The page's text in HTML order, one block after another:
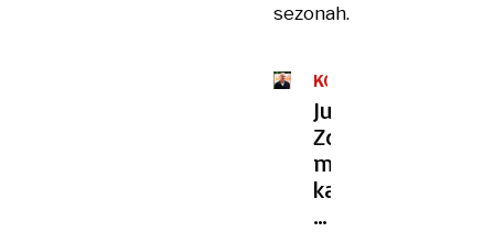
sezonah.
KOŠARKA
Jure
Zdovc
med
kandidati
za